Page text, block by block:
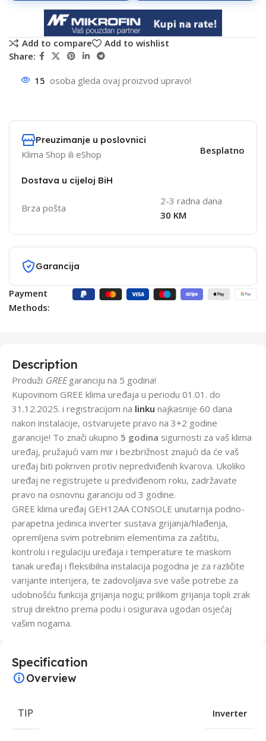
Add to compare
Add to wishlist
Share:
15 osoba gleda ovaj proizvod upravo!
Preuzimanje u poslovnici
Klima Shop ili eShop Besplatno
Dostava u cijeloj BiH
Brza pošta
2-3 radna dana
30 KM
Garancija
Payment
Methods:
Description
Produži GREE garanciju na 5 godina!
Kupovinom GREE klima uređaja u periodu 01.01. do
31.12.2025. i registracijom na linku najkasnije 60 dana
nakon instalacije, ostvarujete pravo na 3+2 godine
garancije! To znači ukupno 5 godina sigurnosti za vaš klima
uređaj, pružajući vam mir i bezbrižnost znajući da će vaš
uređaj biti pokriven protiv nepredviđenih kvarova. Ukoliko
uređaj ne registrujete u predviđenom roku, zadržavate
pravo na osnovnu garanciju od 3 godine.
GREE klima uređaj GEH12AA CONSOLE unutarnja podno-
parapetna jedinica inverter sustava grijanja/hlađenja,
opremljena svim potrebnim elementima za zaštitu,
kontrolu i regulaciju uređaja i temperature te maskom
tanak uređaj i fleksibilna instalacija pogodna je za različite
varijante interijera, te zadovoljava sve vaše potrebe za
udobnošću funkcija grijanja nogu; prilikom grijanja topli zrak
struji direktno prema podu i osigurava ugodan osjećaj
vašim nogama.
Specification
Overview
TIP Inverter